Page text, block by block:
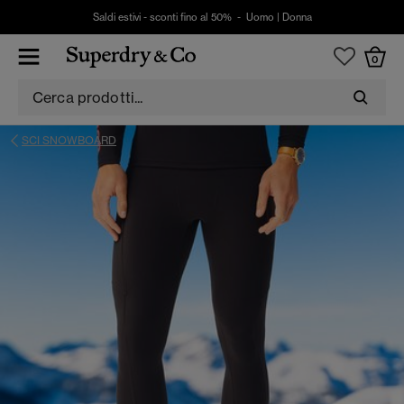
Saldi estivi - sconti fino al 50% - Uomo Donna
0
SCI SNOWBOARD